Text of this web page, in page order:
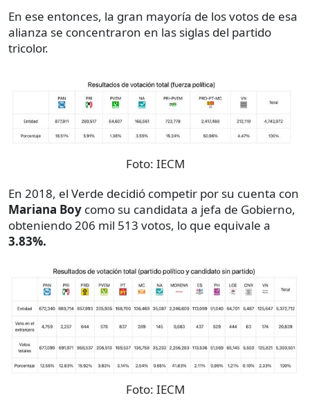
En ese entonces, la gran mayoría de los votos de esa
alianza se concentraron en las siglas del partido
tricolor.
Foto: IECM
En 2018, el Verde decidió competir por su cuenta con
Mariana Boy como su candidata a jefa de Gobierno,
obteniendo 206 mil 513 votos, lo que equivale a
3.83%.
Foto: IECM